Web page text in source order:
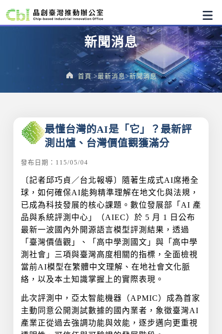
新聞消息
首頁 最新消息 新聞消息
最懂台灣的AI是「它」？最新評
測出爐、台灣價值觀獲滿分
發布日期：115/05/04
〔記者邱巧貞／台北報導〕隨著生成式AI席捲全
球，如何確保AI能夠精準理解在地文化與法規，
已成為科技發展的核心課題。數位發展部「AI 產
品與系統評測中心」（AIEC）於 5 月 1 日公布
最新一波國內外開源語言模型評測結果，透過
「臺灣價值觀」、「高中學測國文」與「高中學
測社會」三項與臺灣高度相關的指標，全面檢視
當前AI模型在繁體中文理解、在地社會文化脈
絡，以及本土知識掌握上的實際表現。
此次評測中，亞太智能機器（APMIC）成為首家
主動同意公開測試數據的國內業者，象徵臺灣AI
產業正從過去強調功能與效能，逐步邁向更重視